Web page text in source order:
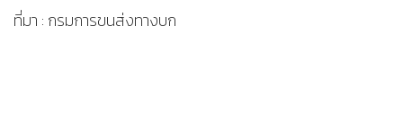
ที่มา : กรมการขนส่งทางบก